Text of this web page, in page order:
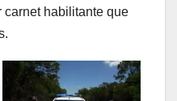
habilitante que